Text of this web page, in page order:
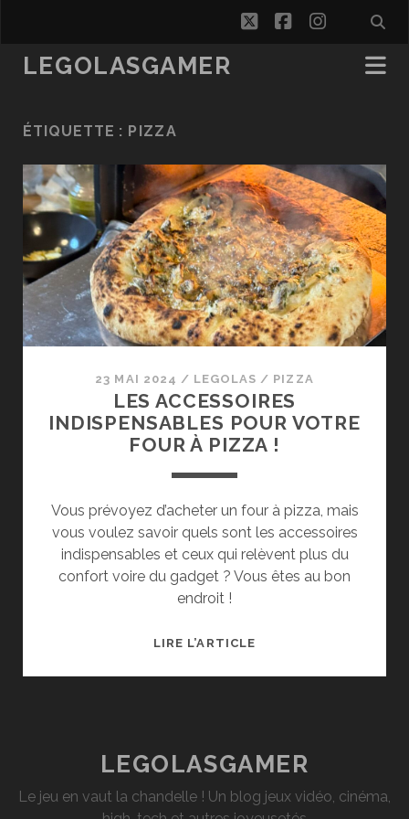
twitterfacebook
LEGOLASGAMER
ÉTIQUETTE : PIZZA
23 MAI 2024 / LEGOLAS / PIZZA
LES ACCESSOIRES
INDISPENSABLES POUR VOTRE
FOUR À PIZZA !
Vous prévoyez d’acheter un four à pizza, mais
vous voulez savoir quels sont les accessoires
indispensables et ceux qui relèvent plus du
confort voire du gadget ? Vous êtes au bon
endroit !
LIRE L’ARTICLELES
À
PIZZA
LEGOLASGAMER
Le jeu en vaut la chandelle ! Un blog jeux vidéo, cinéma,